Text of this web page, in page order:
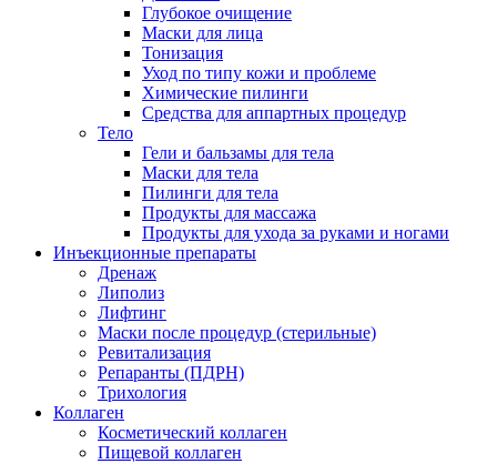
Глубокое очищение
Маски для лица
Тонизация
Уход по типу кожи и проблеме
Химические пилинги
Средства для аппартных процедур
Тело
Гели и бальзамы для тела
Маски для тела
Пилинги для тела
Продукты для массажа
Продукты для ухода за руками и ногами
Инъекционные препараты
Дренаж
Липолиз
Лифтинг
Маски после процедур (стерильные)
Ревитализация
Репаранты (ПДРН)
Трихология
Коллаген
Косметический коллаген
Пищевой коллаген